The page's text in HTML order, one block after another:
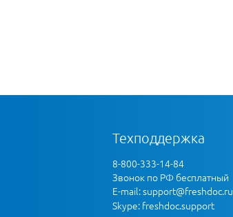
Техподдержка
8-800-333-14-84
Звонок по РФ бесплатный
E-mail:support@freshdoc.ru
Skype: freshdoc.support